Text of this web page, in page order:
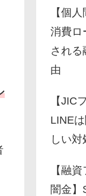
【個
消費ロ
される
由
【JIC
LINE
しい対
【融
闇金】